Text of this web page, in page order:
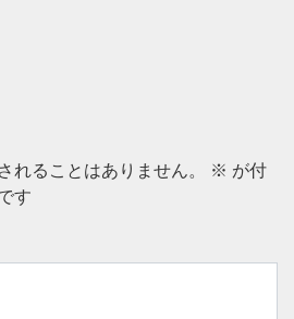
れることはありません。 ※ が付
す